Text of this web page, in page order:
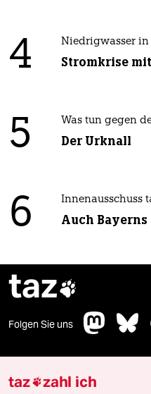
4 Niedrigwasser
Stromkrise
5 Was tun gegen
Der Urknall
6 Innenausschuss
Auch
taz
Folgen Sie uns
Ressorts
taz zahl ich